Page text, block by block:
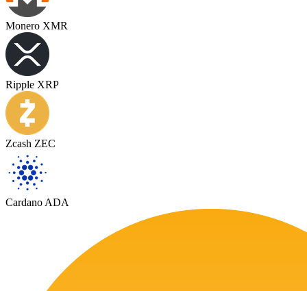
Monero XMR
Ripple XRP
Zcash ZEC
Cardano ADA